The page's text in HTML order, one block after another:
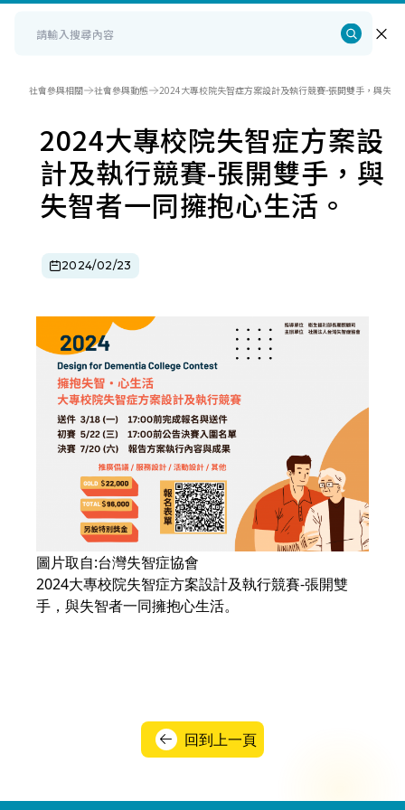
社會參與相關 社會參與動態 2024大專校院失智症方案設計及執行競賽-張開雙手，與失智
2024大專校院失智症方案設
計及執行競賽-張開雙手，與
失智者一同擁抱心生活。
2024/02/23
圖片取自:台灣失智症協會
2024大專校院失智症方案設計及執行競賽-張開雙
手，與失智者一同擁抱心生活。
回到上一頁